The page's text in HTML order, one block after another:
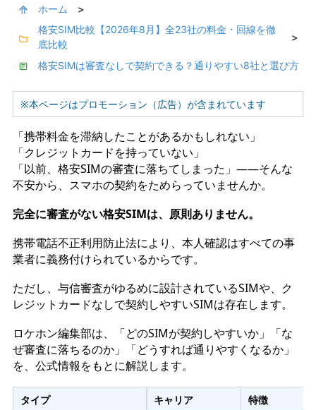
ホーム
>
格安SIM比較【2026年8月】全23社の料金・回線を徹
底比較
>
格安SIMは審査なしで契約できる？通りやすい8社と選び方
※本ページはプロモーション（広告）が含まれています
「携帯料金を滞納したことがあるかもしれない」
「クレジットカードを持っていない」
「以前、格安SIMの審査に落ちてしまった」——そんな
不安から、スマホの契約をためらっていませんか。
完全に審査がない格安SIMは、原則ありません。
携帯電話不正利用防止法により、本人確認はすべての事
業者に義務付けられているからです。
ただし、与信審査がゆるめに設計されているSIMや、ク
レジットカードなしで契約しやすいSIMは存在します。
ロケホン編集部は、「どのSIMが契約しやすいか」「な
ぜ審査に落ちるのか」「どうすれば通りやすくなるか」
を、公式情報をもとに解説します。
タイプ キャリア 特徴